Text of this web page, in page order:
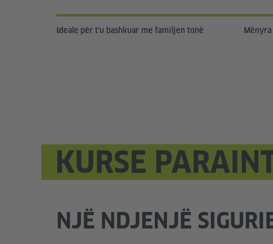
Ideale për t'u bashkuar me familjen tonë
KURSE
NJË NDJENJË